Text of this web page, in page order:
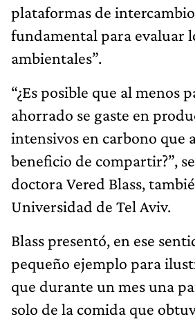
plataformas de
fundamental para evaluar
ambientales”.
“¿Es posible que al menos
ahorrado se gaste en
intensivos en carbono que
beneficio de compartir?”,
doctora Vered Blass,
Universidad de Tel Aviv.
Blass presentó, en ese
pequeño ejemplo para
que durante un mes una
solo de la comida que